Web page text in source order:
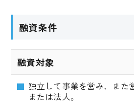
融資条件
融資対象
独立して事業を営み、また
または法人。